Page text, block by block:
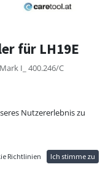
für LH19E
I_ 400.246/C
Nutzererlebnis zu
Richtlinien Ich stimme zu